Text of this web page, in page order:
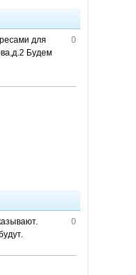
0
для
Будем
0